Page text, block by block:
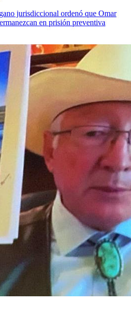
jurisdiccional ordenó que Omar
en prisión preventiva